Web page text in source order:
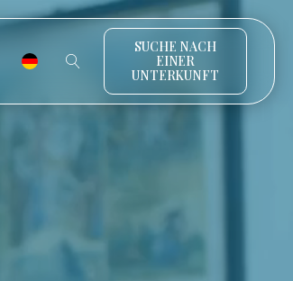
SUCHE NACH
EINER
UNTERKUNFT